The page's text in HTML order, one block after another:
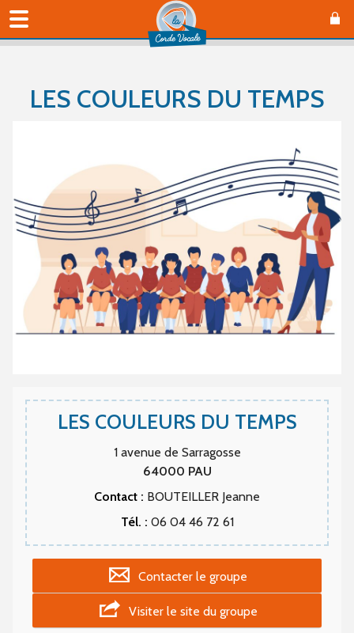
LES COULEURS DU TEMPS
LES COULEURS DU TEMPS
1 avenue de Sarragosse
64000 PAU
Contact : BOUTEILLER Jeanne
Tél. : 06 04 46 72 61
Contacter le groupe
Visiter le site du groupe